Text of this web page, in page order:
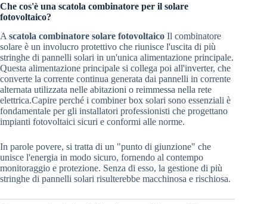
Che cos'è una scatola combinatore per il solare
fotovoltaico?
A scatola combinatore solare fotovoltaico Il combinatore
solare è un involucro protettivo che riunisce l'uscita di più
stringhe di pannelli solari in un'unica alimentazione principale.
Questa alimentazione principale si collega poi all'inverter, che
converte la corrente continua generata dai pannelli in corrente
alternata utilizzata nelle abitazioni o reimmessa nella rete
elettrica.Capire perché i combiner box solari sono essenziali è
fondamentale per gli installatori professionisti che progettano
impianti fotovoltaici sicuri e conformi alle norme.
In parole povere, si tratta di un "punto di giunzione" che
unisce l'energia in modo sicuro, fornendo al contempo
monitoraggio e protezione. Senza di esso, la gestione di più
stringhe di pannelli solari risulterebbe macchinosa e rischiosa.